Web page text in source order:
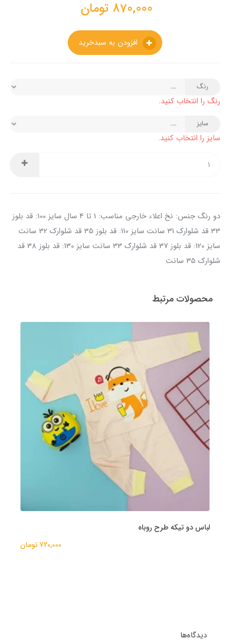
870,000 تومان
رنگ
رنگ را انتخاب کنید.
سایز
سایز را انتخاب کنید.
دو رنگ جنس: نخ اعلاء خارجی مناسب: 1 تا 4 سال سایز 100: قد بلوز
33 قد شلوارک 31 سانت سایز 110: قد بلوز 35 قد شلوارک 32 سانت
سایز 120: قد بلوز 37 قد شلوارک 33 سانت سایز 130: قد بلوز 38 قد
شلوارک 35 سانت
محصولات مرتبط
لباس دو تیکه طرح روباه
720,000 تومان
دیدگاه‌ها